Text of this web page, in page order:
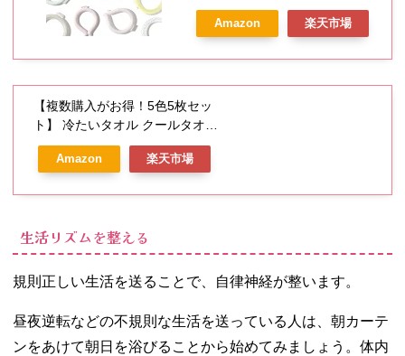
ックリング 首 冷却 スマートアイ
ス リングクール ネックリング 子
Amazon 楽天市場
【複数購入がお得！5色5枚セッ
ト】 冷たいタオル クールタオル
冷却タオル 冷えるタオル ひんや
り 濡らす 冷える タオル ひんや
対策 厚さ対策
Amazon 楽天市場
生活リズムを整える
規則正しい生活を送ることで、自律神経が整います。
昼夜逆転などの不規則な生活を送っている人は、朝カーテ
ンをあけて朝日を浴びることから始めてみましょう。体内